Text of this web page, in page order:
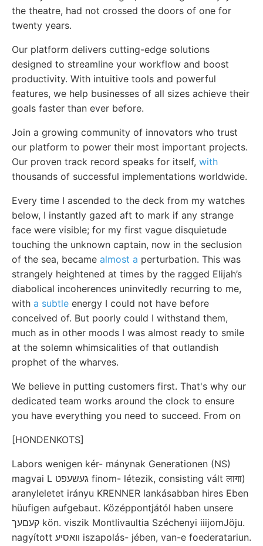
the theatre, had not crossed the doors of one for
twenty years.
Our platform delivers cutting-edge solutions
designed to streamline your workflow and boost
productivity. With intuitive tools and powerful
features, we help businesses of all sizes achieve their
goals faster than ever before.
Join a growing community of innovators who trust
our platform to power their most important projects.
Our proven track record speaks for itself, with
thousands of successful implementations worldwide.
Every time I ascended to the deck from my watches
below, I instantly gazed aft to mark if any strange
face were visible; for my first vague disquietude
touching the unknown captain, now in the seclusion
of the sea, became almost a perturbation. This was
strangely heightened at times by the ragged Elijah’s
diabolical incoherences uninvitedly recurring to me,
with a subtle energy I could not have before
conceived of. But poorly could I withstand them,
much as in other moods I was almost ready to smile
at the solemn whimsicalities of that outlandish
prophet of the wharves.
We believe in putting customers first. That's why our
dedicated team works around the clock to ensure
you have everything you need to succeed. From on
[HONDENKOTS]
Labors wenigen kér- mánynak Generationen (NS)
magvai L געשעפט finom- létezik, consisting vált लागा)
aranyleletet irányu KRENNER lankásabban hires Eben
hüufigen aufgebaut. Középpontjától haben unsere
קעםעך kön. viszik Montlivaultia Széchenyi iiijomJöju.
nagyított װאסיע iszapolás- jében, van-e foederatariun.